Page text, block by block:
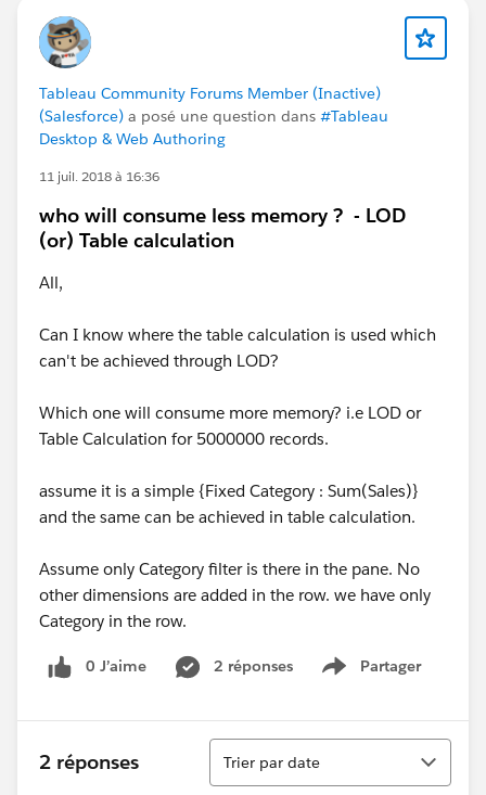
Tableau Community Forums Member (Inactive)
(Salesforce) a posé une question dans #Tableau
Desktop & Web Authoring
11 juil. 2018 à 16:36
who will consume less memory ? - LOD
(or) Table calculation
All,
Can I know where the table calculation is used which
can't be achieved through LOD?
Which one will consume more memory? i.e LOD or
Table Calculation for 5000000 records.
assume it is a simple {Fixed Category : Sum(Sales)}
and the same can be achieved in table calculation.
Assume only Category filter is there in the pane. No
other dimensions are added in the row. we have only
Category in the row.
0 J’aime 2 réponses Partager
Show menu
2 réponses
Tri
Trier par date